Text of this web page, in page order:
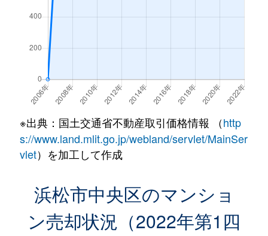
※出典：国土交通省不動産取引価格情報 （http
s://www.land.mlit.go.jp/webland/servlet/MainSer
vlet）を加工して作成
浜松市中央区のマンショ
ン売却状況（2022年第1四